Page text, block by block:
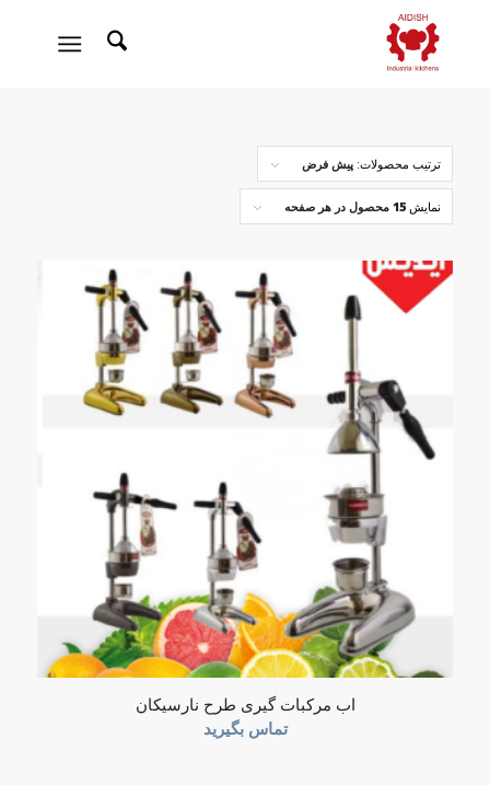
ترتیب محصولات: پیش فرض
نمایش 15 محصول در هر صفحه
اب مرکبات گیری طرح نارسیکان
تماس بگیرید